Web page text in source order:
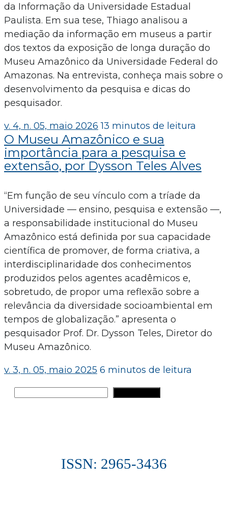
da Informação da Universidade Estadual
Paulista. Em sua tese, Thiago analisou a
mediação da informação em museus a partir
dos textos da exposição de longa duração do
Museu Amazônico da Universidade Federal do
Amazonas. Na entrevista, conheça mais sobre o
desenvolvimento da pesquisa e dicas do
pesquisador.
v. 4, n. 05, maio 2026 13 minutos de leitura
O Museu Amazônico e sua
importância para a pesquisa e
extensão, por Dysson Teles Alves
“Em função de seu vínculo com a tríade da
Universidade — ensino, pesquisa e extensão —,
a responsabilidade institucional do Museu
Amazônico está definida por sua capacidade
científica de promover, de forma criativa, a
interdisciplinaridade dos conhecimentos
produzidos pelos agentes acadêmicos e,
sobretudo, de propor uma reflexão sobre a
relevância da diversidade socioambiental em
tempos de globalização.” apresenta o
pesquisador Prof. Dr. Dysson Teles, Diretor do
Museu Amazônico.
v. 3, n. 05, maio 2025 6 minutos de leitura
ISSN: 2965-3436